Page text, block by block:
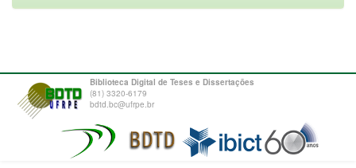
Biblioteca Digital de Teses e Dissertações
(81) 3320-6179
bdtd.bc@ufrpe.br